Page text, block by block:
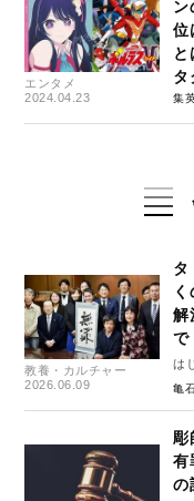
エンタメ
2024.04.23
ン
位
と
タ
集
教養・カルチャー
2026.06.09
タ
解
で
は
亀
彫
有
の